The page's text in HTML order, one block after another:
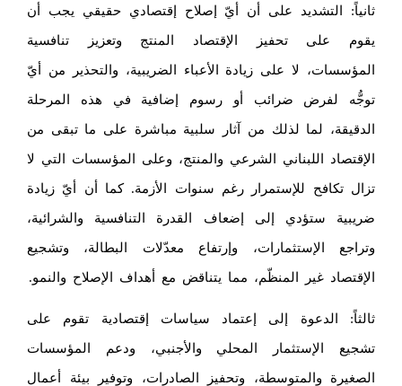
ثانياً: التشديد على أن أيّ إصلاح إقتصادي حقيقي يجب أن
يقوم على تحفيز الإقتصاد المنتج وتعزيز تنافسية
المؤسسات، لا على زيادة الأعباء الضريبية، والتحذير من أيّ
توجُّه لفرض ضرائب أو رسوم إضافية في هذه المرحلة
الدقيقة، لما لذلك من آثار سلبية مباشرة على ما تبقى من
الإقتصاد اللبناني الشرعي والمنتج، وعلى المؤسسات التي لا
تزال تكافح للإستمرار رغم سنوات الأزمة. كما أن أيّ زيادة
ضريبية ستؤدي إلى إضعاف القدرة التنافسية والشرائية،
وتراجع الإستثمارات، وإرتفاع معدّلات البطالة، وتشجيع
الإقتصاد غير المنظّم، مما يتناقض مع أهداف الإصلاح والنمو.
ثالثاً: الدعوة إلى إعتماد سياسات إقتصادية تقوم على
تشجيع الإستثمار المحلي والأجنبي، ودعم المؤسسات
الصغيرة والمتوسطة، وتحفيز الصادرات، وتوفير بيئة أعمال